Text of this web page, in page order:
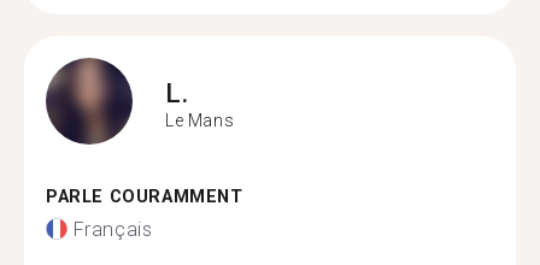
L.
Le Mans
PARLE COURAMMENT
Français